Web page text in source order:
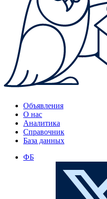
Объявления
О нас
Аналитика
Справочник
База данных
ФБ